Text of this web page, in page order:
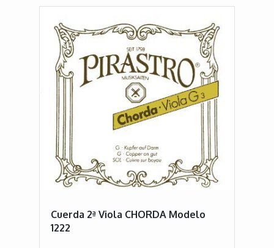
Cuerda 2ª Viola CHORDA Modelo
1222